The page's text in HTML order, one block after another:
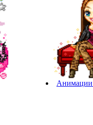
Анимации